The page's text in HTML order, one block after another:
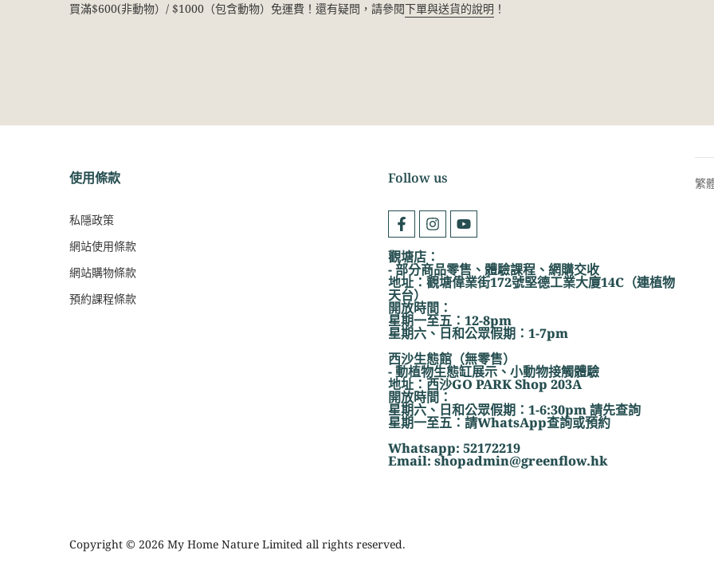
買滿$600(非動物）/ $1000（包含動物）免運費！還有疑問，請參閱下單與送貨的說明 ！
使用條款
私隱政策
網站使用條款
網站購物條款
預約課程條款
Follow us
觀塘店：
- 部分商品零售、體驗課程、網購交收
地址：觀塘偉業街172號堅德工業大廈14C（連植物
天台）
開放時間：
星期一至五：12-8pm
星期六、日和公眾假期：1-7pm
西沙生態館（無零售）
- 動植物生態缸展示、小動物接觸體驗
地址：西沙GO PARK Shop 203A
開放時間：
星期六、日和公眾假期：1-6:30pm 請先查詢
星期一至五：請WhatsApp查詢或預約
Whatsapp: 52172219
Email: shopadmin@greenflow.hk
繁
Copyright © 2026 My Home Nature Limited all rights reserved.